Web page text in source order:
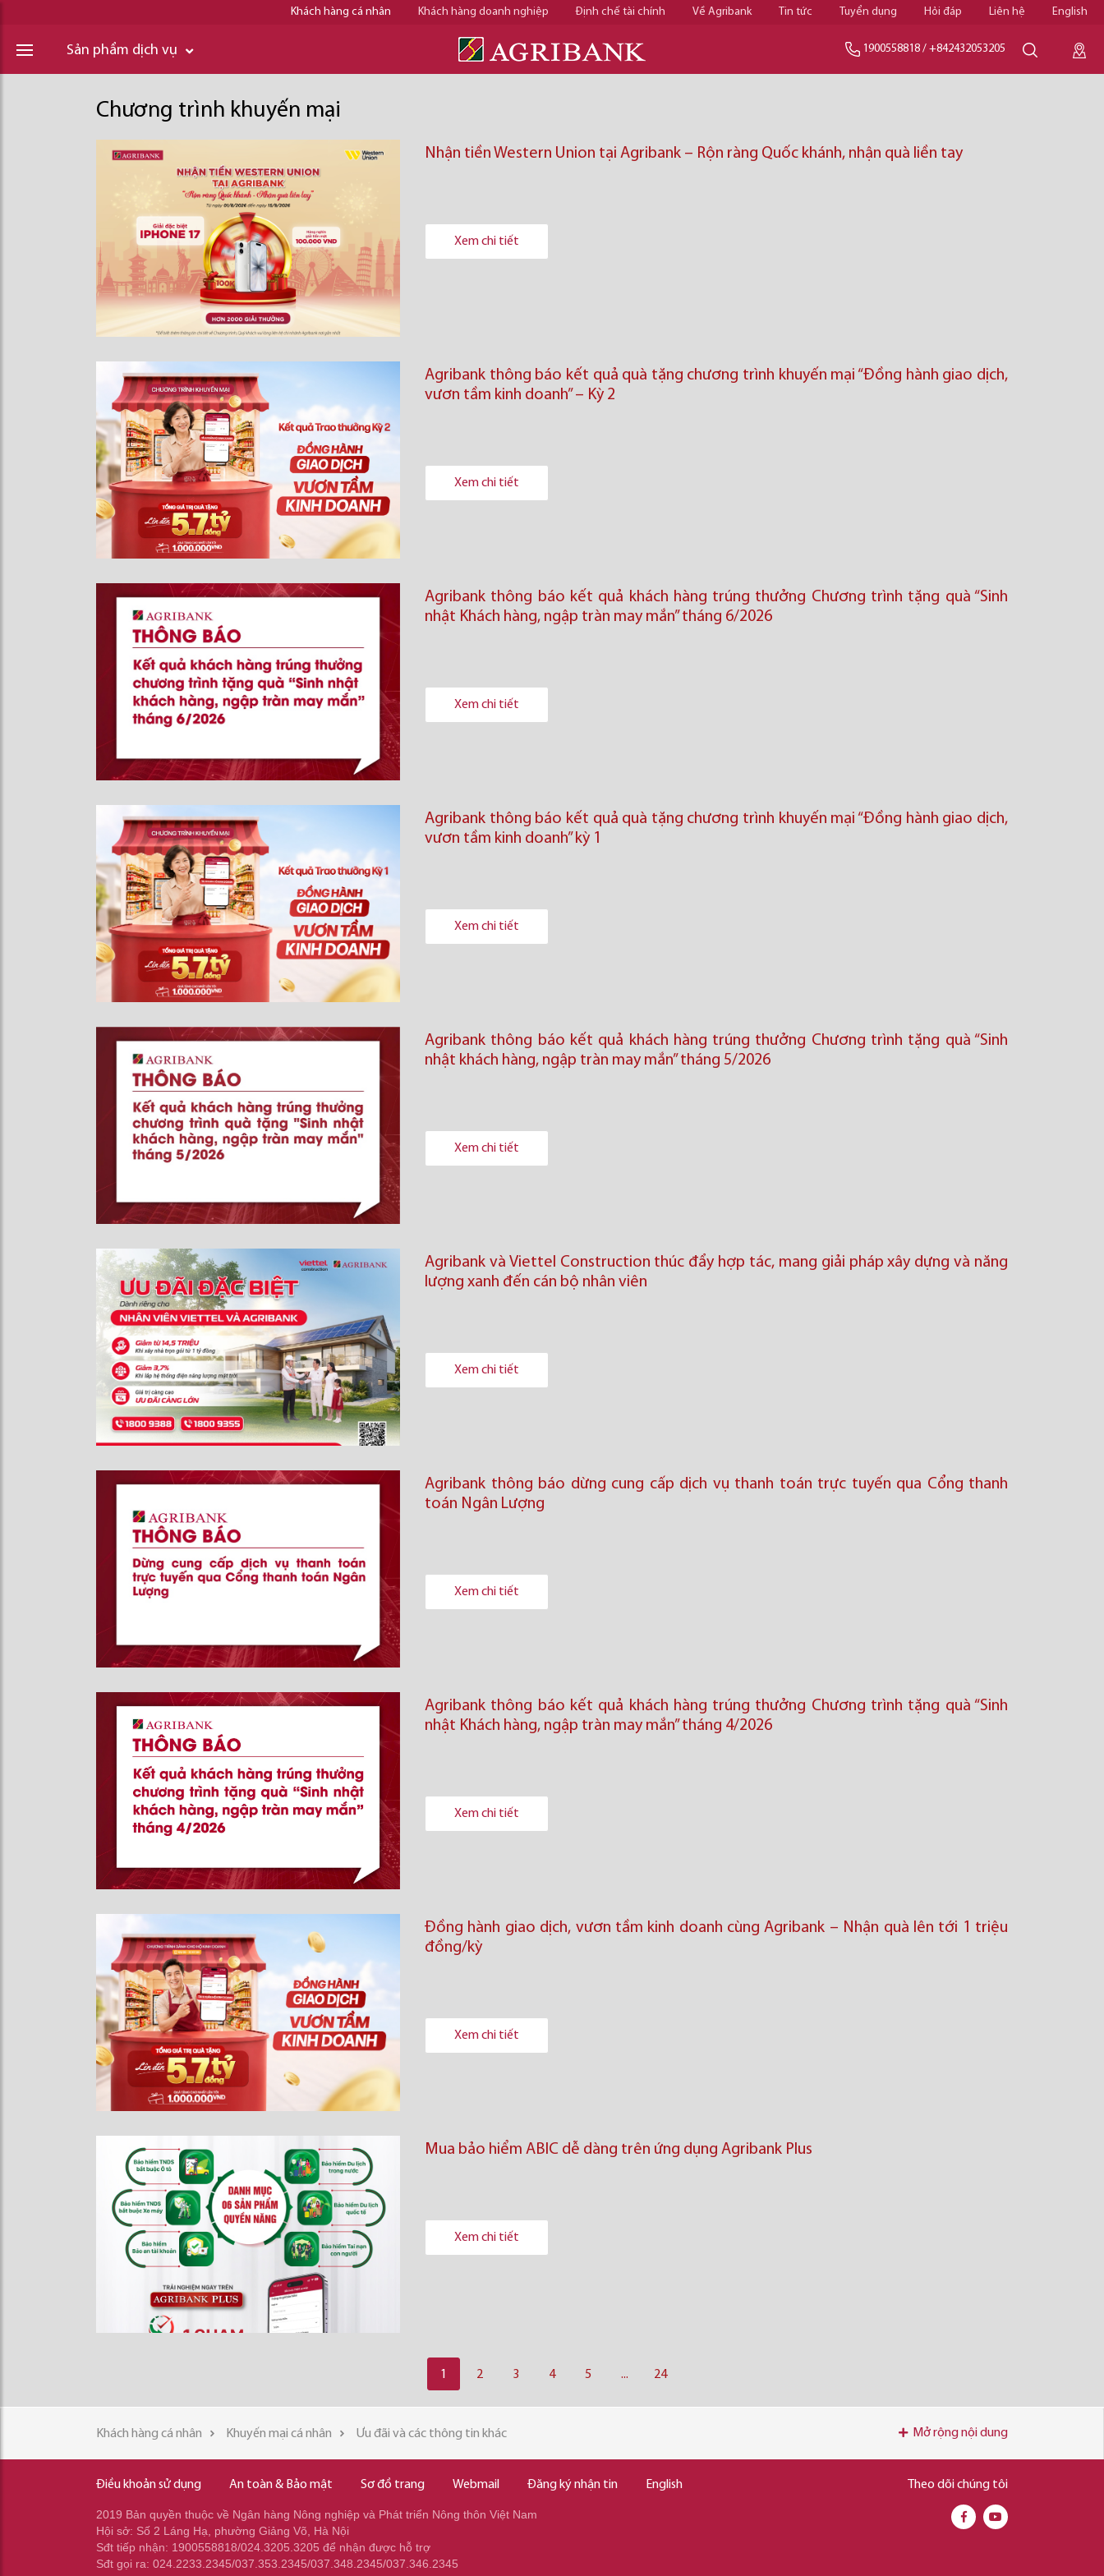
Khách hàng cá nhân Khách hàng doanh nghiệp Định chế tài chính Về Agribank Tin tức Tuyển dụng Hỏi đáp Liên hệ English
Sản phẩm dịch vụ 1900558818 / +842432053205
Chương trình khuyến mại
Nhận tiền Western Union tại Agribank – Rộn ràng Quốc khánh, nhận quà liền tay
Xem chi tiết
Agribank thông báo kết quả quà tặng chương trình khuyến mại “Đồng hành giao dịch,
vươn tầm kinh doanh’’ – Kỳ 2
Xem chi tiết
Agribank thông báo kết quả khách hàng trúng thưởng Chương trình tặng quà “Sinh
nhật Khách hàng, ngập tràn may mắn” tháng 6/2026
Xem chi tiết
Agribank thông báo kết quả quà tặng chương trình khuyến mại “Đồng hành giao dịch,
vươn tầm kinh doanh’’ kỳ 1
Xem chi tiết
Agribank thông báo kết quả khách hàng trúng thưởng Chương trình tặng quà “Sinh
nhật khách hàng, ngập tràn may mắn” tháng 5/2026
Xem chi tiết
Agribank và Viettel Construction thúc đẩy hợp tác, mang giải pháp xây dựng và năng
lượng xanh đến cán bộ nhân viên
Xem chi tiết
Agribank thông báo dừng cung cấp dịch vụ thanh toán trực tuyến qua Cổng thanh
toán Ngân Lượng
Xem chi tiết
Agribank thông báo kết quả khách hàng trúng thưởng Chương trình tặng quà “Sinh
nhật Khách hàng, ngập tràn may mắn” tháng 4/2026
Xem chi tiết
Đồng hành giao dịch, vươn tầm kinh doanh cùng Agribank – Nhận quà lên tới 1 triệu
đồng/kỳ
Xem chi tiết
Mua bảo hiểm ABIC dễ dàng trên ứng dụng Agribank Plus
Xem chi tiết
1 2 3 4 5 ... 24
Khách hàng cá nhân Khuyến mại cá nhân Ưu đãi và các thông tin khác Mở rộng nội dung
Điều khoản sử dụng An toàn & Bảo mật Sơ đồ trang Webmail Đăng ký nhận tin English
2019 Bản quyền thuộc về Ngân hàng Nông nghiệp và Phát triển Nông thôn Việt Nam
Hội sở: Số 2 Láng Hạ, phường Giảng Võ, Hà Nội
Sđt tiếp nhận: 1900558818/024.3205.3205 để nhận được hỗ trợ
Sđt gọi ra: 024.2233.2345/037.353.2345/037.348.2345/037.346.2345
Theo dõi chúng tôi